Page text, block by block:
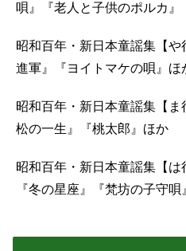
唄』『老人と子供のポルカ
昭和百年・新日本童謡集【
進軍』『ヨイトマケの唄』ほ
昭和百年・新日本童謡集【
松の一生』『桃太郎』ほか
昭和百年・新日本童謡集【は
『冬の星座』『梵坊の子守唄